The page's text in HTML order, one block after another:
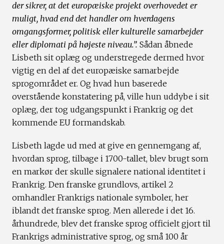
der sikrer, at det europæiske projekt overhovedet er
muligt, hvad end det handler om hverdagens
omgangsformer, politisk eller kulturelle samarbejder
eller diplomati på højeste niveau.”. Sådan åbnede
Lisbeth sit oplæg og understregede dermed hvor
vigtig en del af det europæiske samarbejde
sprogområdet er. Og hvad hun baserede
overstående konstatering på, ville hun uddybe i sit
oplæg, der tog udgangspunkt i Frankrig og det
kommende EU formandskab.
Lisbeth lagde ud med at give en gennemgang af,
hvordan sprog, tilbage i 1700-tallet, blev brugt som
en markør der skulle signalere national identitet i
Frankrig. Den franske grundlovs, artikel 2
omhandler Frankrigs nationale symboler, her
iblandt det franske sprog. Men allerede i det 16.
århundrede, blev det franske sprog officielt gjort til
Frankrigs administrative sprog, og små 100 år